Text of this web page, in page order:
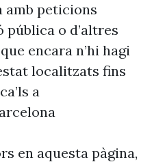
peticions
pública o d’altres
encara n’hi hagi
localitzats fins
a
en aquesta pàgina,